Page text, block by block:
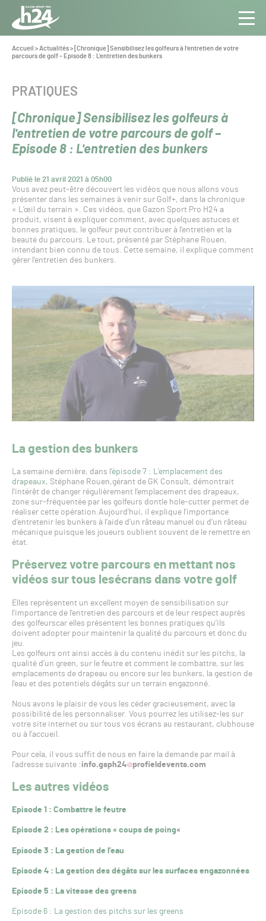
Panneau de gestion des cookies
Aller au contenu
Toute
l’info
du Gazon
Vous
êtes
Accueil >Actualités> [Chronique] Sensibilisez les golfeurs à l'entretien de votre
parcours de golf – Episode 8 : L'entretien des bunkers
[Chronique] Sensibilisez les golfeurs à
l'entretien de votre parcours de golf –
Episode 8 : L'entretien des bunkers
Publié le 21 avril 2021 à 05h00
CATÉGORIE :
PRATIQUES
Vous avez peut-être découvert les vidéos que nous allons vous
présenter dans les semaines à venir sur Golf+, dans la chronique
« L’œil du terrain ». Ces vidéos, que Gazon Sport Pro H24 a
produit, visent à expliquer comment, avec quelques astuces et
bonnes pratiques, le golfeur peut contribuer à l’entretien et la
beauté du parcours. Le tout, présenté par Stéphane Rouen,
intendant bien connu de tous. Cette semaine, il explique comment
gérer l’entretien des bunkers.
La gestion des bunkers
La semaine dernière, dans l’épisode 7 : L’emplacement des
drapeaux, Stéphane Rouen,gérant de GK Consult, démontrait
l’intérêt de changer régulièrement l’emplacement des drapeaux,
zone sur-fréquentée par les golfeurs dontle hole-cutter permet de
réaliser cette opération.Aujourd’hui, il explique l’importance
d’entretenir les bunkers à l’aide d’un râteau manuel ou d’un râteau
mécanique puisque les joueurs oublient souvent de le remettre en
état.
Préservez votre parcours en mettant nos
vidéos sur tous lesécrans dans votre golf
Elles représentent un excellent moyen de sensibilisation sur
l’importance de l’entretien des parcours et de leur respect auprès
des golfeurscar elles présentent les bonnes pratiques qu’ils
doivent adopter pour maintenir la qualité du parcours et donc du
jeu.
Les golfeurs ont ainsi accès à du contenu inédit sur les pitchs, la
qualité d’un green, sur le feutre et comment le combattre, sur les
emplacements de drapeau ou encore sur les bunkers, la gestion de
l’eau et des potentiels dégâts sur un terrain engazonné.
Nous avons le plaisir de vous les céder gracieusement, avec la
possibilité de les personnaliser. Vous pourrez les utilisez-les sur
votre site internet ou sur tous vos écrans au restaurant, clubhouse
ou à l’accueil.
Pour cela, il vous suffit de nous en faire la demande par mail à
l’adresse suivante : info.gsph24 profieldevents.com
Les autres vidéos
Episode 1 : Combattre le feutre
Episode 2 : Les opérations « coups de poing«
Episode 3 : La gestion de l’eau
Episode 4 : La gestion des dégâts sur les surfaces engazonnées
Episode 5 : La vitesse des greens
Episode 6 : La gestion des pitchs sur les greens